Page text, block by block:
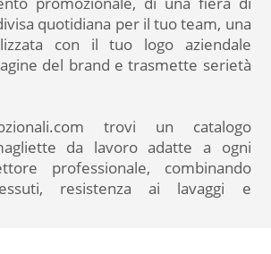
quotidiana per il tuo team, una
con il tuo logo aziendale
del brand e trasmette serietà
trovi un catalogo
da lavoro adatte a ogni
professionale, combinando
resistenza ai lavaggi e